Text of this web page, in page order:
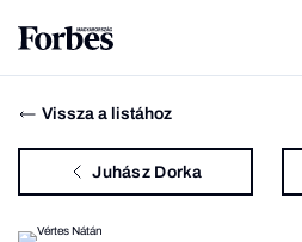
Vissza a listához
Juhász Dorka